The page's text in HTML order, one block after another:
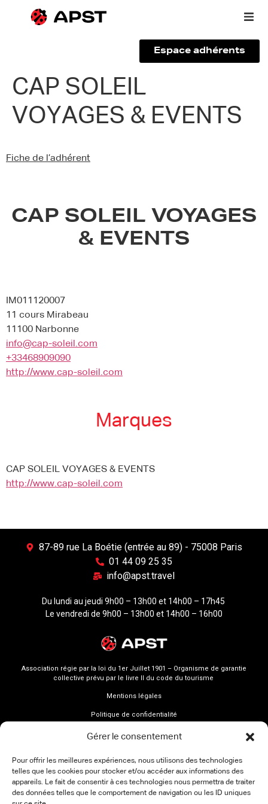
Gérer le consentement
Pour offrir les meilleures expériences, nous utilisons des technologies
telles que les cookies pour stocker et/ou accéder aux informations des
appareils. Le fait de consentir à ces technologies nous permettra de traiter
des données telles que le comportement de navigation ou les ID uniques
Qui sommes-nous ?
Vous êtes un voyageur
Espace adhérents
CAP SOLEIL
VOYAGES & EVENTS
Fiche de l’adhérent
CAP SOLEIL VOYAGES
& EVENTS
IM011120007
11 cours Mirabeau
11100 Narbonne
info@cap-soleil.com
+33468909090
http://www.cap-soleil.com
Marques
CAP SOLEIL VOYAGES & EVENTS
http://www.cap-soleil.com
87-89 rue La Boétie (entrée au 89) - 75008 Paris
01 44 09 25 35
info@apst.travel
Du lundi au jeudi 9h00 – 13h00 et 14h00 – 17h45
Le vendredi de 9h00 – 13h00 et 14h00 – 16h00
Association régie par la loi du 1er Juillet 1901 – Organisme de garantie
collective prévu par le livre II du code du tourisme
Mentions légales
Politique de confidentialité